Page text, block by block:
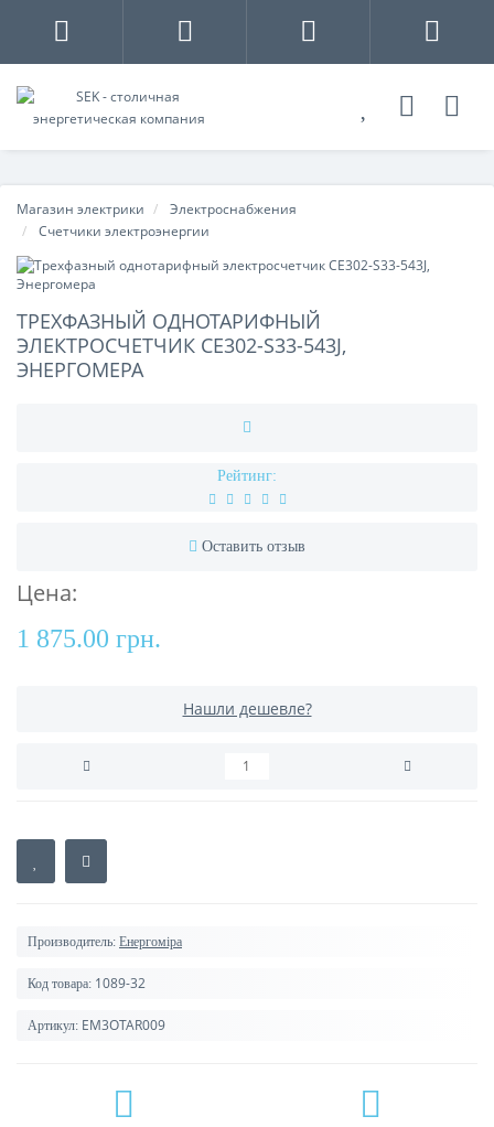
Магазин электрики
Электроснабжения
Счетчики электроэнергии
ТРЕХФАЗНЫЙ ОДНОТАРИФНЫЙ
ЭЛЕКТРОСЧЕТЧИК CE302-S33-543J,
ЭНЕРГОМЕРА
Рейтинг:
Оставить отзыв
Цена:
1 875.00 грн.
Нашли дешевле?
Производитель: Енергоміра
Код товара: 1089-32
Артикул: EM3OTAR009